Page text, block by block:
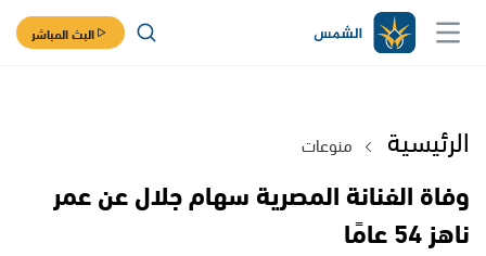
البث المباشر
الرئيسية منوعات
وفاة الفنانة المصرية سهام جلال عن عمر
ناهز 54 عامًا